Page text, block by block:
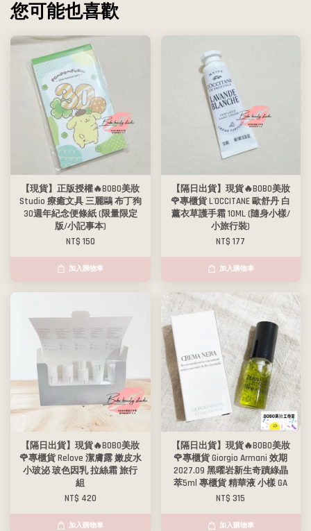
您可能也喜歡
【現貨】正版授權🔥BOBO美妝
Studio 療癒文具 三麗鷗 布丁狗
30週年紀念便條紙 (限量限定
版/小記事本)
NT$ 150
加入購物車
【隔日出貨】現貨🔥BOBO美妝
🌹專櫃貨 L'OCCITANE 歐舒丹 白
薰衣草護手霜 10ML (隨身小樣/
小旅行裝)
NT$ 177
加入購物車
【隔日出貨】現貨🔥BOBO美妝
🌹專櫃貨 Relove 潔膚露 嫩皮水
小玻泌 玻色因乳 拉絲霜 旅行
組
NT$ 420
加入購物車
【隔日出貨】現貨🔥BOBO美妝
🌹專櫃貨 Giorgio Armani 效期
2027.09 黑曜岩新生奇蹟綠晶
萃5ml 專櫃貨 精華液 小樣 GA
NT$ 315
加入購物車